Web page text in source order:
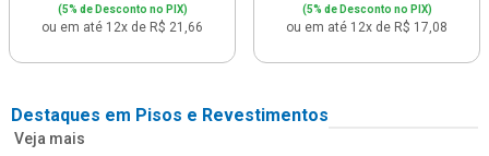
(5% de Desconto no PIX)
ou em até 12x de R$ 21,66
(5% de Desconto no PIX)
ou em até 12x de R$ 17,08
Destaques em Pisos e Revestimentos
Veja mais